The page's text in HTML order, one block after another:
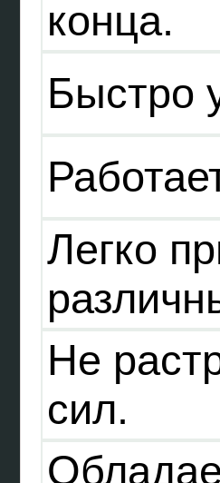
конца.
Быстро
Легко
Не
сил.